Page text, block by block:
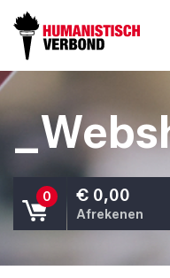
0 € 0,00
Afrekenen